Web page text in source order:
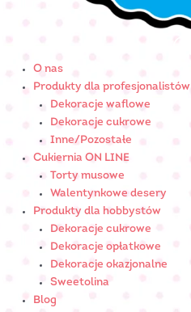
O nas
Produkty dla profesjonalistów
Dekoracje waflowe
Dekoracje cukrowe
Inne/Pozostałe
Cukiernia ON LINE
Torty musowe
Walentynkowe desery
Produkty dla hobbystów
Dekoracje cukrowe
Dekoracje opłatkowe
Dekoracje okazjonalne
Sweetolina
Blog